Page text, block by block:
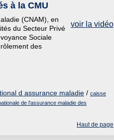
à la CMU
voir la vidéo
(CNAM), en
du Secteur Privé
Sociale
des
d assurance maladie / caisse
de l'assurance maladie des
Haut de page